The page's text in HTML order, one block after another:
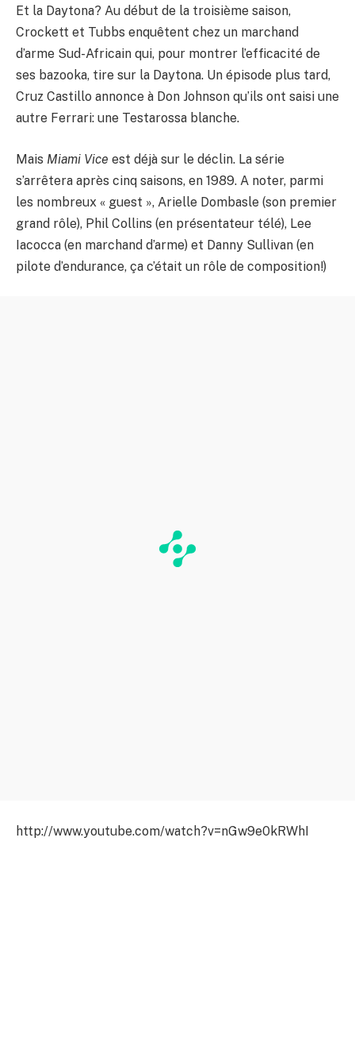
Et la Daytona? Au début de la troisième saison,
Crockett et Tubbs enquêtent chez un marchand
d’arme Sud-Africain qui, pour montrer l’efficacité de
ses bazooka, tire sur la Daytona. Un épisode plus tard,
Cruz Castillo annonce à Don Johnson qu’ils ont saisi une
autre Ferrari: une Testarossa blanche.
Mais Miami Vice est déjà sur le déclin. La série
s’arrêtera après cinq saisons, en 1989. A noter, parmi
les nombreux « guest », Arielle Dombasle (son premier
grand rôle), Phil Collins (en présentateur télé), Lee
Iacocca (en marchand d’arme) et Danny Sullivan (en
pilote d’endurance, ça c’était un rôle de composition!)
http://www.youtube.com/watch?v=nGw9e0kRWhI